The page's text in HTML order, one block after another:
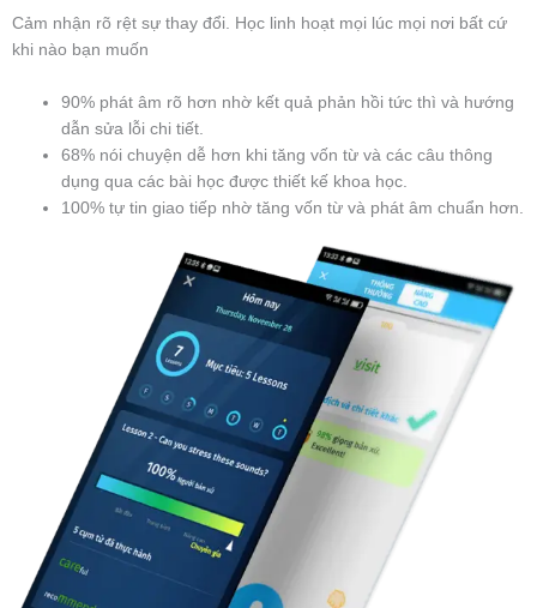
Cảm nhận rõ rệt sự thay đổi. Học linh hoạt mọi lúc mọi nơi bất cứ
khi nào bạn muốn
90% phát âm rõ hơn nhờ kết quả phản hồi tức thì và hướng
dẫn sửa lỗi chi tiết.
68% nói chuyện dễ hơn khi tăng vốn từ và các câu thông
dụng qua các bài học được thiết kế khoa học.
100% tự tin giao tiếp nhờ tăng vốn từ và phát âm chuẩn hơn.